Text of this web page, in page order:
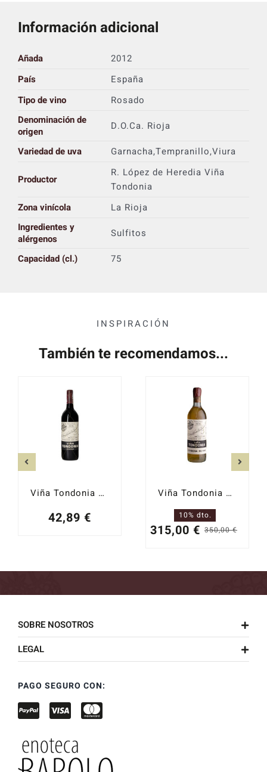
Información adicional
Añada
2012
País
España
Tipo de vino
Rosado
Denominación de
origen
D.O.Ca. Rioja
Variedad de uva
Garnacha,Tempranillo,Viura
Productor
R. López de Heredia Viña
Tondonia
Zona vinícola
La Rioja
Ingredientes y
alérgenos
Sulfitos
Capacidad (cl.)
75
INSPIRACIÓN
También te recomendamos...
Viña Tondonia Reserva Tinto 2013
42,89 €
Viña Tondonia Blanco Gran Reserva 2004
350,00€
315,00 €
10% dto.
SOBRE NOSOTROS
LEGAL
PAGO SEGURO CON: